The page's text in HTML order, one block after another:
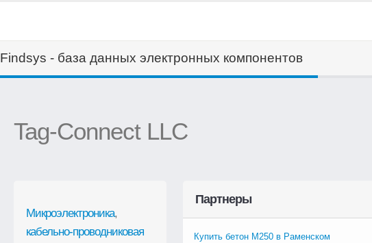
Findsys - база данных электронных компонентов
Tag-Connect LLC
Микроэлектроника,
кабельно-проводниковая
Партнеры
Купить бетон М250 в Раменском